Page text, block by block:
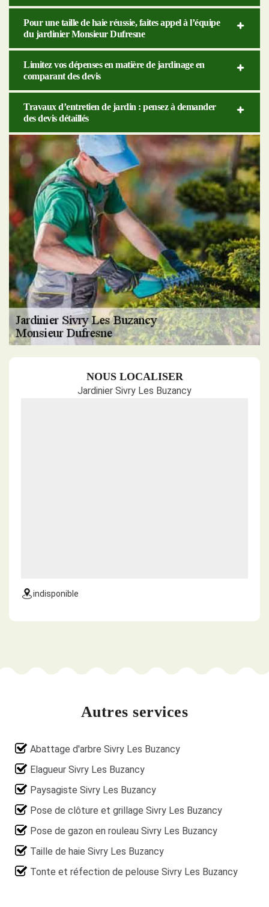
Pour une taille de haie réussie, faites appel à l’équipe
du jardinier Monsieur Dufresne
Limitez vos dépenses en matière de jardinage en
comparant des devis
Travaux d’entretien de jardin : pensez à demander
des devis détaillés
NOUS LOCALISER
Jardinier Sivry Les Buzancy
indisponible
Autres services
Abattage d'arbre Sivry Les Buzancy
Elagueur Sivry Les Buzancy
Paysagiste Sivry Les Buzancy
Pose de clôture et grillage Sivry Les Buzancy
Pose de gazon en rouleau Sivry Les Buzancy
Taille de haie Sivry Les Buzancy
Tonte et réfection de pelouse Sivry Les Buzancy